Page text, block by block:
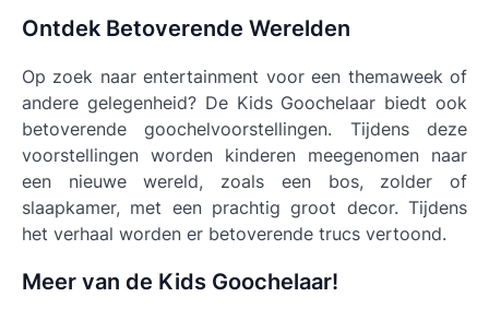
Ontdek Betoverende Werelden
Op zoek naar entertainment voor een themaweek of
andere gelegenheid? De Kids Goochelaar biedt ook
betoverende goochelvoorstellingen. Tijdens deze
voorstellingen worden kinderen meegenomen naar
een nieuwe wereld, zoals een bos, zolder of
slaapkamer, met een prachtig groot decor. Tijdens
het verhaal worden er betoverende trucs vertoond.
Meer van de Kids Goochelaar!